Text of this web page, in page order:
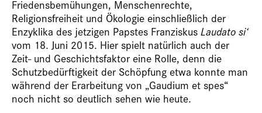
Friedensbemühungen, Menschenrechte,
Religionsfreiheit und Ökologie einschließlich der
Enzyklika des jetzigen Papstes Franziskus Laudato si‘
vom 18. Juni 2015. Hier spielt natürlich auch der
Zeit- und Geschichtsfaktor eine Rolle, denn die
Schutzbedürftigkeit der Schöpfung etwa konnte man
während der Erarbeitung von „Gaudium et spes“
noch nicht so deutlich sehen wie heute.